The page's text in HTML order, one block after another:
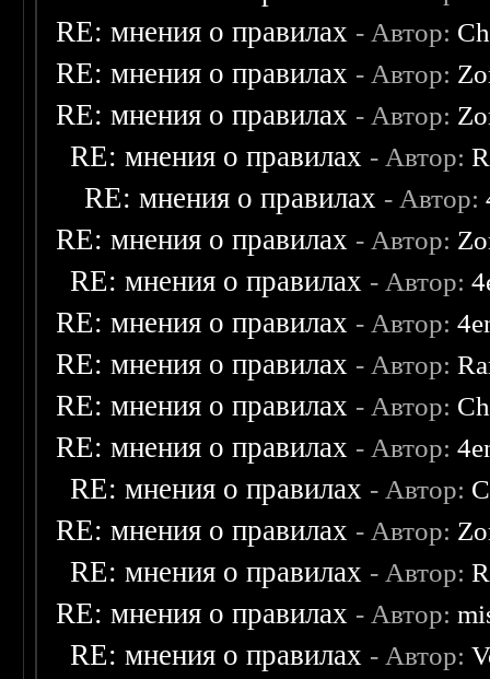
RE: мнения о правилах - Автор:
RE: мнения о правилах - Автор:
RE: мнения о правилах - Автор:
RE: мнения о правилах - Автор:
RE: мнения о правилах - Автор:
RE: мнения о правилах - Автор:
RE: мнения о правилах - Автор:
RE: мнения о правилах - Автор:
RE: мнения о правилах - Автор:
RE: мнения о правилах - Автор:
RE: мнения о правилах - Автор:
RE: мнения о правилах - Автор:
RE: мнения о правилах - Автор:
RE: мнения о правилах - Автор:
RE: мнения о правилах - Автор:
RE: мнения о правилах - Автор: